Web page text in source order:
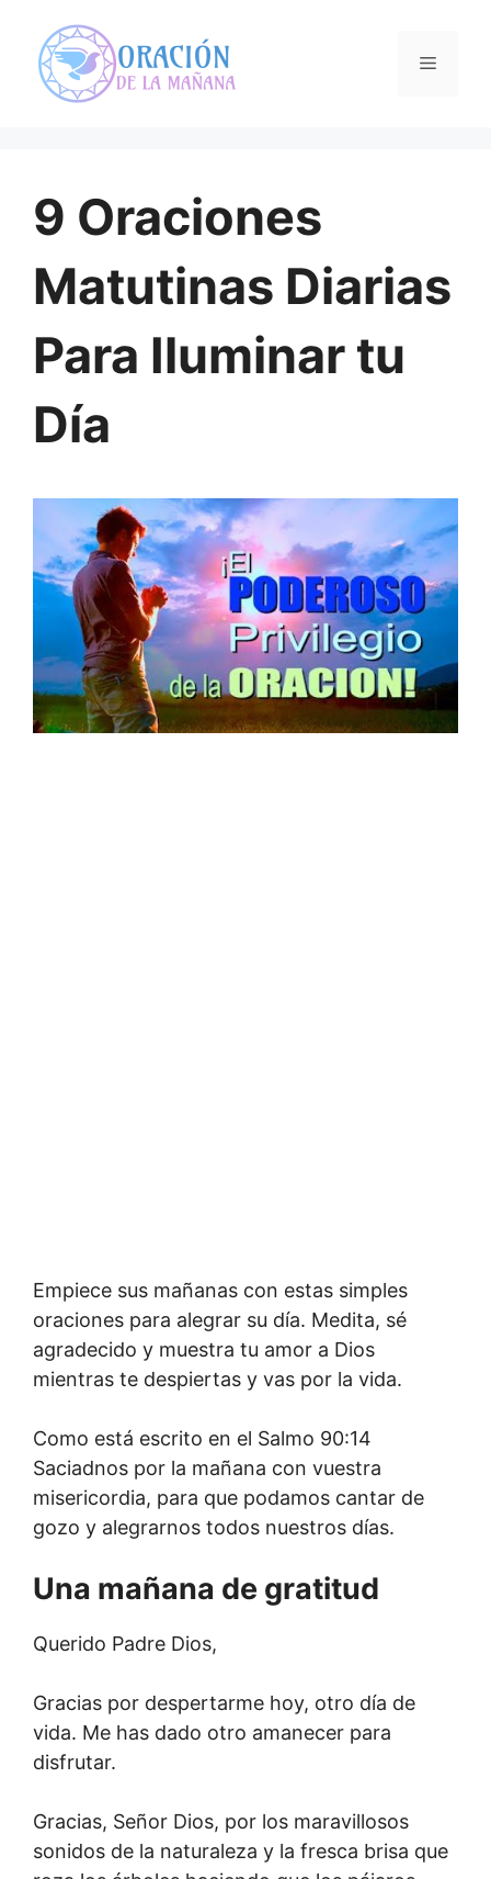
contenido
Menú
9 Oraciones
Matutinas Diarias
Para Iluminar tu
Día
Empiece sus mañanas con estas simples
oraciones para alegrar su día. Medita, sé
agradecido y muestra tu amor a Dios
mientras te despiertas y vas por la vida.
Como está escrito en el Salmo 90:14
Saciadnos por la mañana con vuestra
misericordia, para que podamos cantar de
gozo y alegrarnos todos nuestros días.
Una mañana de gratitud
Querido Padre Dios,
Gracias por despertarme hoy, otro día de
vida. Me has dado otro amanecer para
disfrutar.
Gracias, Señor Dios, por los maravillosos
sonidos de la naturaleza y la fresca brisa que